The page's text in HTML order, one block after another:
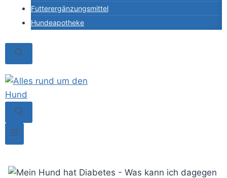
Futterergänzungsmittel
Hundeapotheke